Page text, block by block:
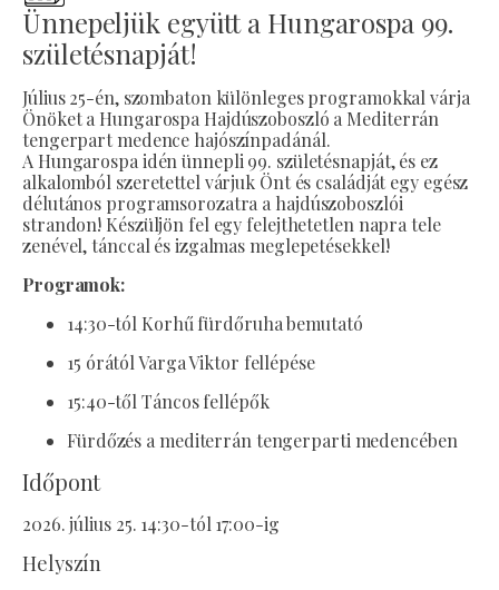
Ünnepeljük együtt a Hungarospa 99.
születésnapját!
Július 25-én, szombaton különleges programokkal várja
Önöket a Hungarospa Hajdúszoboszló a Mediterrán
tengerpart medence hajószínpadánál.
A Hungarospa idén ünnepli 99. születésnapját, és ez
alkalomból szeretettel várjuk Önt és családját egy egész
délutános programsorozatra a hajdúszoboszlói
strandon! Készüljön fel egy felejthetetlen napra tele
zenével, tánccal és izgalmas meglepetésekkel!
Programok:
14:30-tól Korhű fürdőruha bemutató
15 órától Varga Viktor fellépése
15:40-től Táncos fellépők
Fürdőzés a mediterrán tengerparti medencében
Időpont
2026. július 25. 14:30-tól 17:00-ig
Helyszín